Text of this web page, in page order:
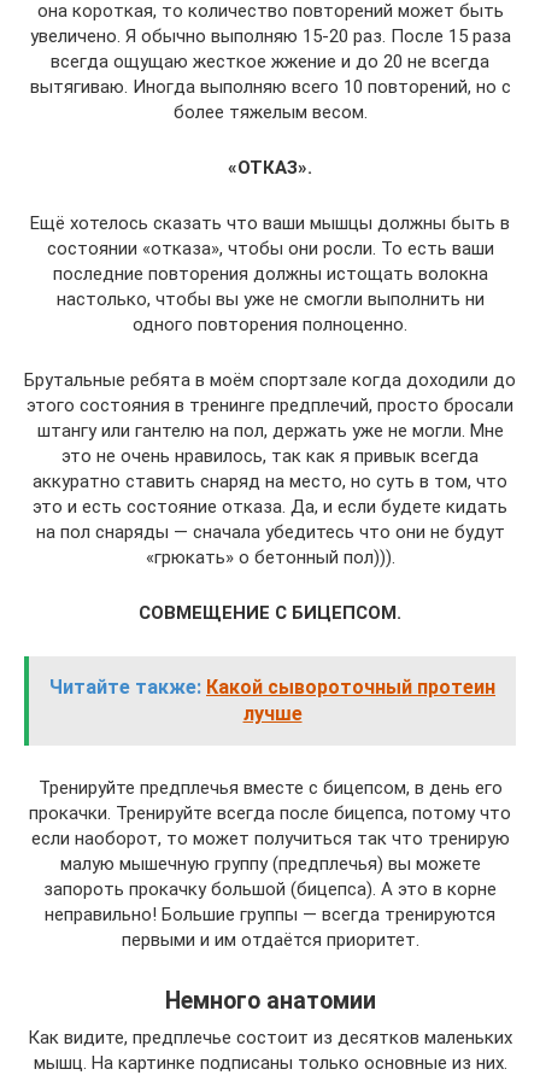
она короткая, то количество повторений может быть
увеличено. Я обычно выполняю 15-20 раз. После 15 раза
всегда ощущаю жесткое жжение и до 20 не всегда
вытягиваю. Иногда выполняю всего 10 повторений, но с
более тяжелым весом.
«ОТКАЗ».
Ещё хотелось сказать что ваши мышцы должны быть в
состоянии «отказа», чтобы они росли. То есть ваши
последние повторения должны истощать волокна
настолько, чтобы вы уже не смогли выполнить ни
одного повторения полноценно.
Брутальные ребята в моём спортзале когда доходили до
этого состояния в тренинге предплечий, просто бросали
штангу или гантелю на пол, держать уже не могли. Мне
это не очень нравилось, так как я привык всегда
аккуратно ставить снаряд на место, но суть в том, что
это и есть состояние отказа. Да, и если будете кидать
на пол снаряды — сначала убедитесь что они не будут
«грюкать» о бетонный пол))).
СОВМЕЩЕНИЕ С БИЦЕПСОМ.
Читайте также: Какой сывороточный протеин
лучше
Тренируйте предплечья вместе с бицепсом, в день его
прокачки. Тренируйте всегда после бицепса, потому что
если наоборот, то может получиться так что тренирую
малую мышечную группу (предплечья) вы можете
запороть прокачку большой (бицепса). А это в корне
неправильно! Большие группы — всегда тренируются
первыми и им отдаётся приоритет.
Немного анатомии
Как видите, предплечье состоит из десятков маленьких
мышц. На картинке подписаны только основные из них.